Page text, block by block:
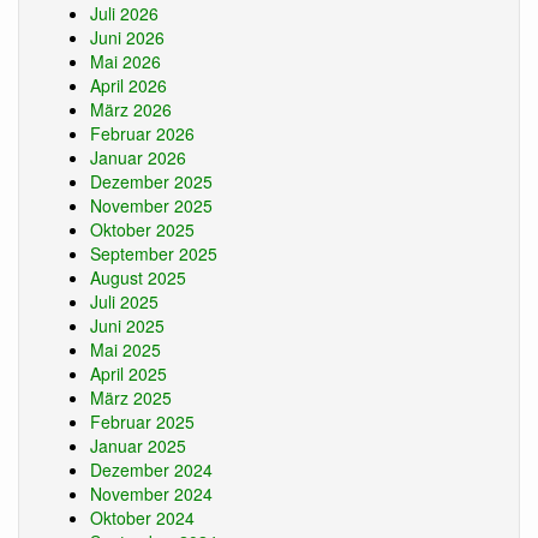
Juli 2026
Juni 2026
Mai 2026
April 2026
März 2026
Februar 2026
Januar 2026
Dezember 2025
November 2025
Oktober 2025
September 2025
August 2025
Juli 2025
Juni 2025
Mai 2025
April 2025
März 2025
Februar 2025
Januar 2025
Dezember 2024
November 2024
Oktober 2024